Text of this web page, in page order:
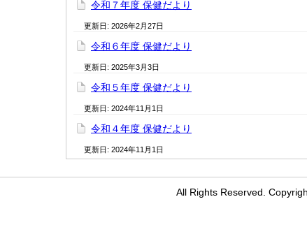
令和７年度 保健だより
更新日: 2026年2月27日
令和６年度 保健だより
更新日: 2025年3月3日
令和５年度 保健だより
更新日: 2024年11月1日
令和４年度 保健だより
更新日: 2024年11月1日
All Rights Reserved.